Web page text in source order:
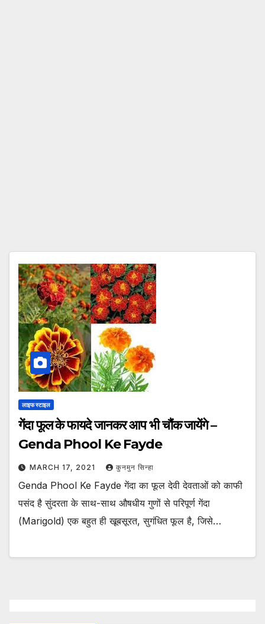
लाइफ स्टाइल
गेंदा फूल के फायदे जानकर आप भी चौंक जायेंगे –
Genda Phool Ke Fayde
MARCH 17, 2021 कुनमुन सिन्हा
Genda Phool Ke Fayde गेंदा का फूल देवी देवताओं को काफी
पसंद है सुंदरता के साथ-साथ औषधीय गुणों से परिपूर्ण गेंदा
(Marigold) एक बहुत ही खूबसूरत, सुगंधित फूल है, जिसे…